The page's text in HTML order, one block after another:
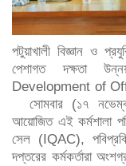
পটুয়াখালী বিজ্ঞান ও
পেশাগত দক্ষতা
Development of
সোমবার (১৭
আয়োজিত এই কর্মশালা
সেল (IQAC),
দপ্তরের কর্মকর্তারা